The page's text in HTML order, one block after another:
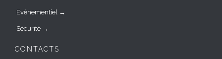
Evénementiel →
Sécurité →
CONTACTS